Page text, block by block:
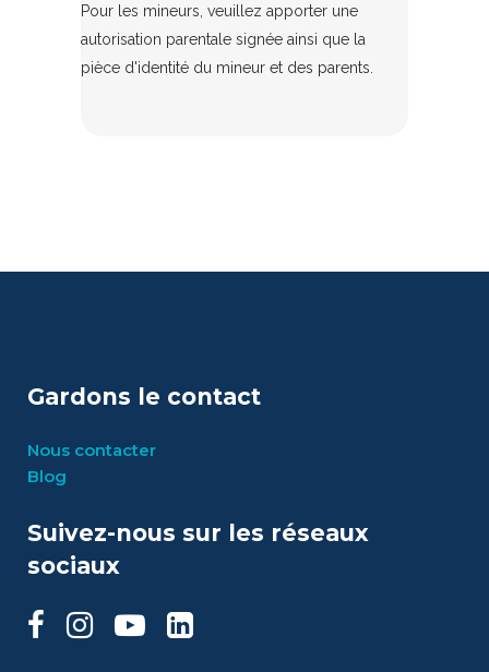
Pour les mineurs, veuillez apporter une
autorisation parentale signée ainsi que la
pièce d'identité du mineur et des parents.
Gardons le contact
Nous contacter
Blog
Suivez-nous sur les réseaux
sociaux